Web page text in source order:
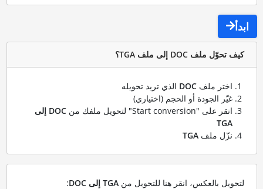
ابدأ
كيف تحوّل ملف DOC إلى ملف TGA؟
اختر ملف DOCالذي تريد تحويله
غيّر الجودة أو الحجم (اختياري)
انقر على "Start conversion" لتحويل ملفك من
DOC إلى
TGA
نزّل ملف TGA
لتحويل بالعكس، انقر هنا للتحويل من TGA إلى DOC
: